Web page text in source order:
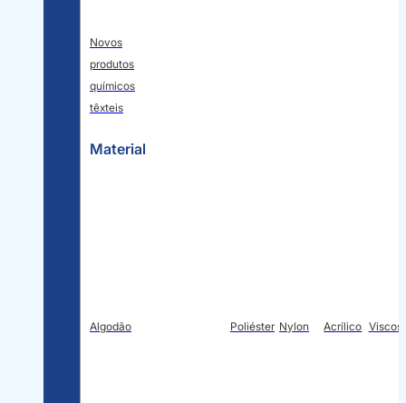
Novos
produtos
químicos
têxteis
Material
Algodão Poliéster Nylon Acrílico